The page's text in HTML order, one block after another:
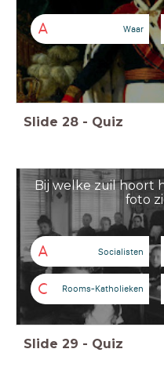
A Waar
Slide 28 - Quiz
Bij welke zuil hoort
foto
A Socialisten
C Rooms-Katholieken
Slide 29 - Quiz